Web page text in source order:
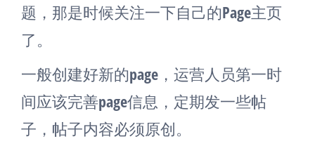
题，那是时候关注一下自己的Page主页
了。
一般创建好新的page，运营人员第一时
间应该完善page信息，定期发一些帖
子，帖子内容必须原创。